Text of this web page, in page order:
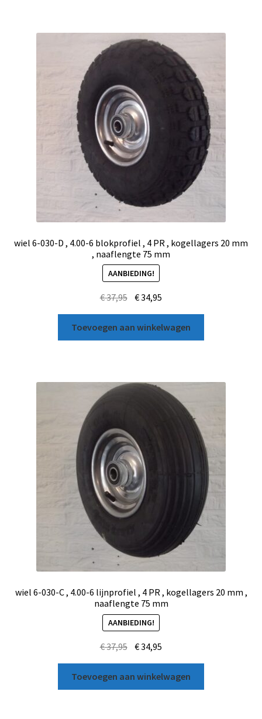
wiel 6-030-D , 4.00-6 blokprofiel , 4 PR , kogellagers 20 mm
, naaflengte 75 mm
AANBIEDING!
€37,95 €34,95
Toevoegen aan winkelwagen
wiel 6-030-C , 4.00-6 lijnprofiel , 4 PR , kogellagers 20 mm ,
naaflengte 75 mm
AANBIEDING!
€37,95 €34,95
Toevoegen aan winkelwagen